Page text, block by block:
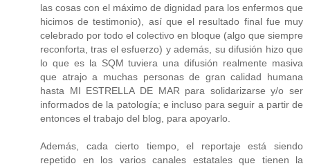
las cosas con el máximo de dignidad para los enfermos que
hicimos de testimonio), así que el resultado final fue muy
celebrado por todo el colectivo en bloque (algo que siempre
reconforta, tras el esfuerzo) y además, su difusión hizo que
lo que es la SQM tuviera una difusión realmente masiva
que atrajo a muchas personas de gran calidad humana
hasta MI ESTRELLA DE MAR para solidarizarse y/o ser
informados de la patología; e incluso para seguir a partir de
entonces el trabajo del blog, para apoyarlo.
Además, cada cierto tiempo, el reportaje está siendo
repetido en los varios canales estatales que tienen la